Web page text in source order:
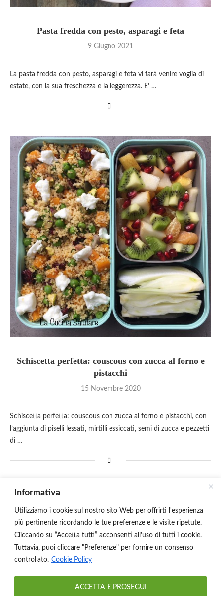
Informativa
Utilizziamo i cookie sul nostro sito Web per offrirti l'esperienza
più pertinente ricordando le tue preferenze e le visite ripetute.
Cliccando su “Accetta tutti” acconsenti all'uso di tutti i cookie.
Tuttavia, puoi cliccare "Preferenze" per fornire un consenso
controllato. Cookie Policy
ACCETTA E PROSEGUI
Pasta fredda con pesto, asparagi e feta
9 Giugno 2021
La pasta fredda con pesto, asparagi e feta vi farà venire voglia di
estate, con la sua freschezza e la leggerezza. E’ …
Schiscetta perfetta: couscous con zucca al forno e
pistacchi
15 Novembre 2020
Schiscetta perfetta: couscous con zucca al forno e pistacchi, con
l’aggiunta di piselli lessati, mirtilli essiccati, semi di zucca e pezzetti
di …